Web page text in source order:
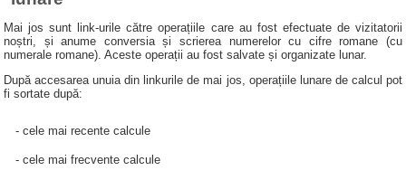
Mai jos sunt link-urile către operațiile care au fost efectuate de vizitatorii
noștri, și anume conversia și scrierea numerelor cu cifre romane (cu
numerale romane). Aceste operații au fost salvate și organizate lunar.
După accesarea unuia din linkurile de mai jos, operațiile lunare de calcul pot
fi sortate după:
- cele mai recente calcule
- cele mai frecvente calcule